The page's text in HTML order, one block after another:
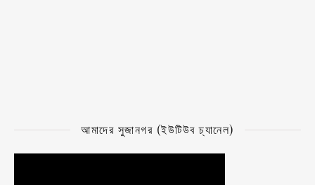
আমাদের সুজানগর (ইউটিউব চ্যানেল)